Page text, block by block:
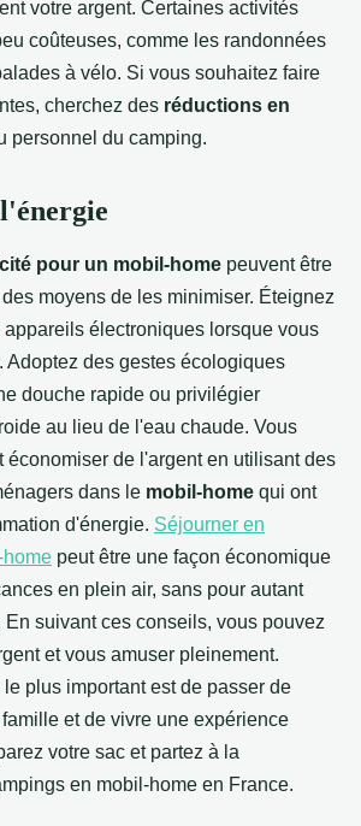
votre argent. Certaines activités
coûteuses, comme les randonnées
à vélo. Si vous souhaitez faire
cherchez des réductions en
personnel du camping.
pour un mobil-home peuvent être
moyens de les minimiser. Éteignez
appareils électroniques lorsque vous
Adoptez des gestes écologiques
douche rapide ou privilégier
au lieu de l'eau chaude. Vous
économiser de l'argent en utilisant des
dans le mobil-home qui ont
d'énergie. Séjourner en
peut être une façon économique
en plein air, sans pour autant
En suivant ces conseils, vous pouvez
et vous amuser pleinement.
plus important est de passer de
et de vivre une expérience
votre sac et partez à la
en mobil-home en France.